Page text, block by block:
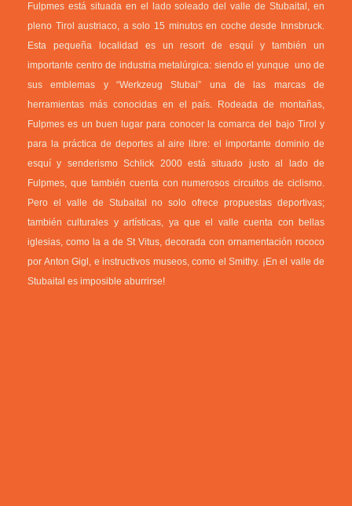
Fulpmes está situada en el lado soleado del valle de Stubaital, en
pleno Tirol austriaco, a solo 15 minutos en coche desde Innsbruck.
Esta pequeña localidad es un resort de esquí y también un
importante centro de industria metalúrgica: siendo el yunque uno de
sus emblemas y “Werkzeug Stubai” una de las marcas de
herramientas más conocidas en el país. Rodeada de montañas,
Fulpmes es un buen lugar para conocer la comarca del bajo Tirol y
para la práctica de deportes al aire libre: el importante dominio de
esquí y senderismo Schlick 2000 está situado justo al lado de
Fulpmes, que también cuenta con numerosos circuitos de ciclismo.
Pero el valle de Stubaital no solo ofrece propuestas deportivas;
también culturales y artísticas, ya que el valle cuenta con bellas
iglesias, como la a de St Vitus, decorada con ornamentación rococo
por Anton Gigl, e instructivos museos, como el Smithy. ¡En el valle de
Stubaital es imposible aburrirse!